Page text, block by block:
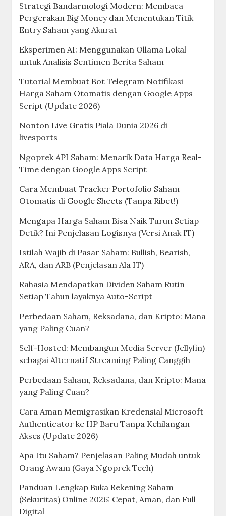
Strategi Bandarmologi Modern: Membaca
Pergerakan Big Money dan Menentukan Titik
Entry Saham yang Akurat
Eksperimen AI: Menggunakan Ollama Lokal
untuk Analisis Sentimen Berita Saham
Tutorial Membuat Bot Telegram Notifikasi
Harga Saham Otomatis dengan Google Apps
Script (Update 2026)
Nonton Live Gratis Piala Dunia 2026 di
livesports
Ngoprek API Saham: Menarik Data Harga Real-
Time dengan Google Apps Script
Cara Membuat Tracker Portofolio Saham
Otomatis di Google Sheets (Tanpa Ribet!)
Mengapa Harga Saham Bisa Naik Turun Setiap
Detik? Ini Penjelasan Logisnya (Versi Anak IT)
Istilah Wajib di Pasar Saham: Bullish, Bearish,
ARA, dan ARB (Penjelasan Ala IT)
Rahasia Mendapatkan Dividen Saham Rutin
Setiap Tahun layaknya Auto-Script
Perbedaan Saham, Reksadana, dan Kripto: Mana
yang Paling Cuan?
Self-Hosted: Membangun Media Server (Jellyfin)
sebagai Alternatif Streaming Paling Canggih
Perbedaan Saham, Reksadana, dan Kripto: Mana
yang Paling Cuan?
Cara Aman Memigrasikan Kredensial Microsoft
Authenticator ke HP Baru Tanpa Kehilangan
Akses (Update 2026)
Apa Itu Saham? Penjelasan Paling Mudah untuk
Orang Awam (Gaya Ngoprek Tech)
Panduan Lengkap Buka Rekening Saham
(Sekuritas) Online 2026: Cepat, Aman, dan Full
Digital